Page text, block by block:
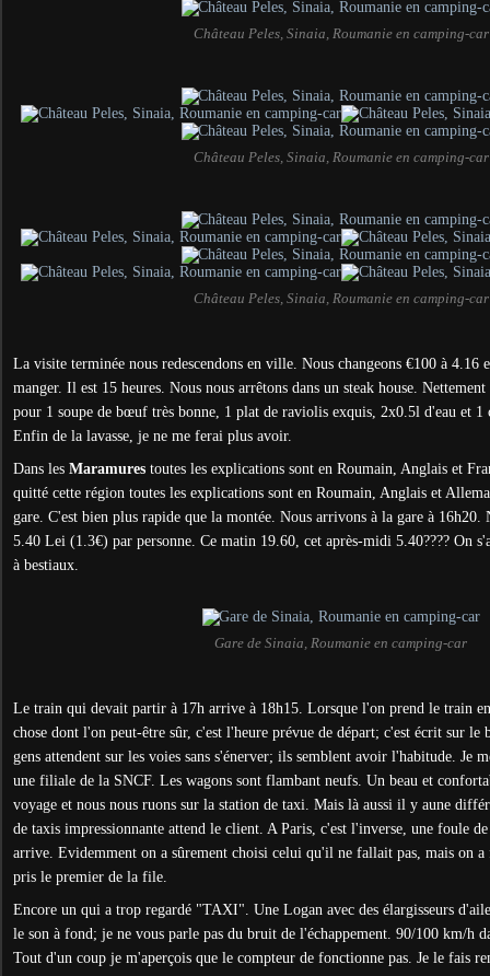
Château Peles, Sinaia, Roumanie en camping-car
Château Peles, Sinaia, Roumanie en camping-car
Château Peles, Sinaia, Roumanie en camping-car
La visite terminée nous redescendons en ville. Nous changeons €100 à 4.16
manger. Il est 15 heures. Nous nous arrêtons dans un steak house.
pour 1 soupe de bœuf très bonne, 1 plat de raviolis exquis, 2x0.5l d'eau et 1
Enfin de la lavasse, je ne me ferai plus avoir.
Dans les Maramures toutes les explications sont en Roumain, Anglais et
quitté cette région toutes les explications sont en Roumain, Anglais et
gare. C'est bien plus rapide que la montée. Nous arrivons à la gare à 16h20.
5.40 Lei (1.3€) par personne. Ce matin 19.60, cet après-midi 5.40???? On
à bestiaux.
Gare de Sinaia, Roumanie en camping-car
Le train qui devait partir à 17h arrive à 18h15. Lorsque l'on prend le train
chose dont l'on peut-être sûr, c'est l'heure prévue de départ; c'est écrit sur le
gens attendent sur les voies sans s'énerver; ils semblent avoir l'habitude. Je
une filiale de la SNCF. Les wagons sont flambant neufs. Un beau et
voyage et nous nous ruons sur la station de taxi. Mais là aussi il y aune
de taxis impressionnante attend le client. A Paris, c'est l'inverse, une foule
arrive. Evidemment on a sûrement choisi celui qu'il ne fallait pas, mais on a
pris le premier de la file.
Encore un qui a trop regardé "TAXI". Une Logan avec des élargisseurs
le son à fond; je ne vous parle pas du bruit de l'échappement. 90/100 km/h
Tout d'un coup je m'aperçois que le compteur de fonctionne pas. Je le fais